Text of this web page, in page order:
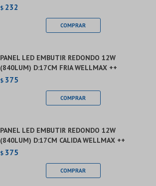
$ 232
PANEL LED EMBUTIR REDONDO 12W
(840LUM) D:17CM FRIA WELLMAX ++
$ 375
PANEL LED EMBUTIR REDONDO 12W
(840LUM) D:17CM CALIDA WELLMAX ++
$ 375